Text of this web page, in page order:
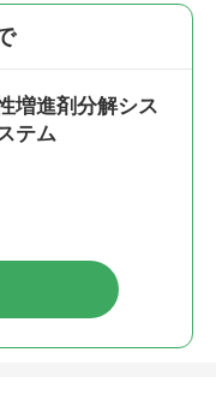
増進剤分解シス
テム